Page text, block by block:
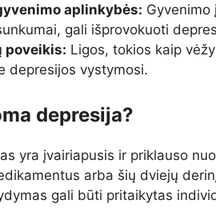
aplinkybės:
gali išprovokuoti
poveikis: Ligos, tokios kaip
depresijos vystymosi.
depresija?
yra įvairiapusis ir priklauso
arba šių dviejų
gali būti pritaikytas